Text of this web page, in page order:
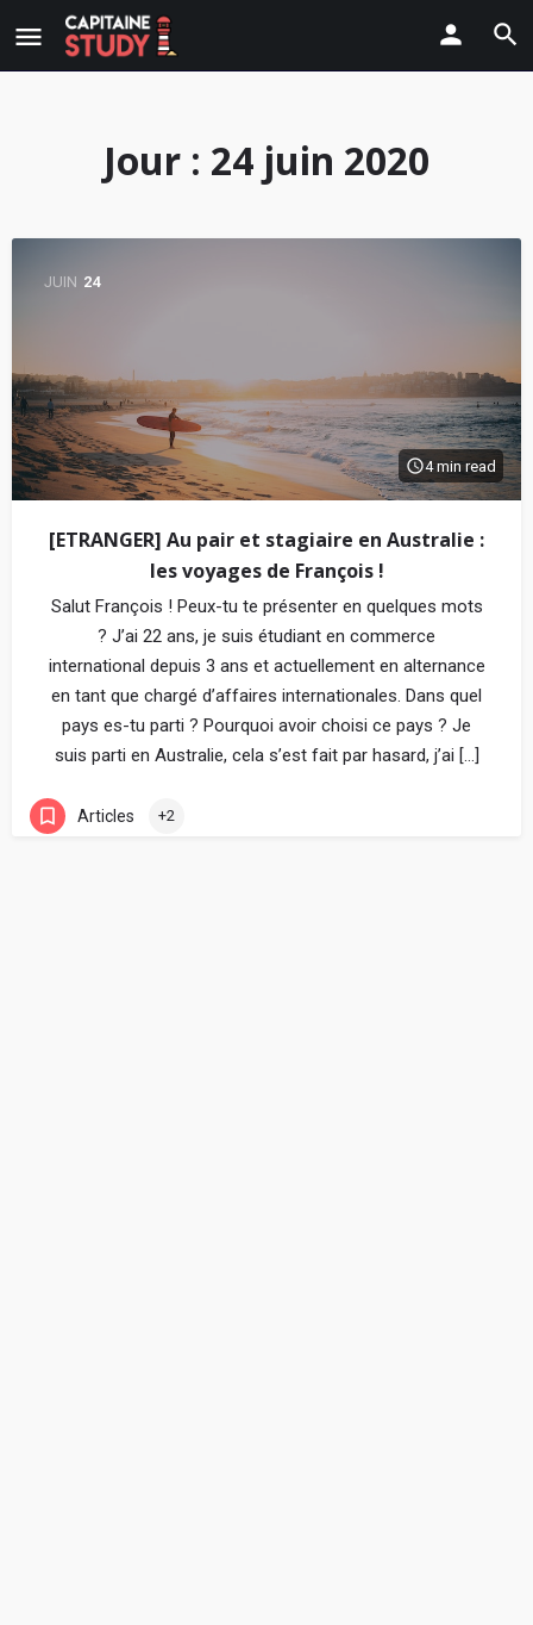
Jour : 24 juin 2020
JUIN 24
4 min read
[ETRANGER] Au pair et stagiaire en Australie :
les voyages de François !
Salut François ! Peux-tu te présenter en quelques mots
? J’ai 22 ans, je suis étudiant en commerce
international depuis 3 ans et actuellement en alternance
en tant que chargé d’affaires internationales. Dans quel
pays es-tu parti ? Pourquoi avoir choisi ce pays ? Je
suis parti en Australie, cela s’est fait par hasard, j’ai […]
Articles +2